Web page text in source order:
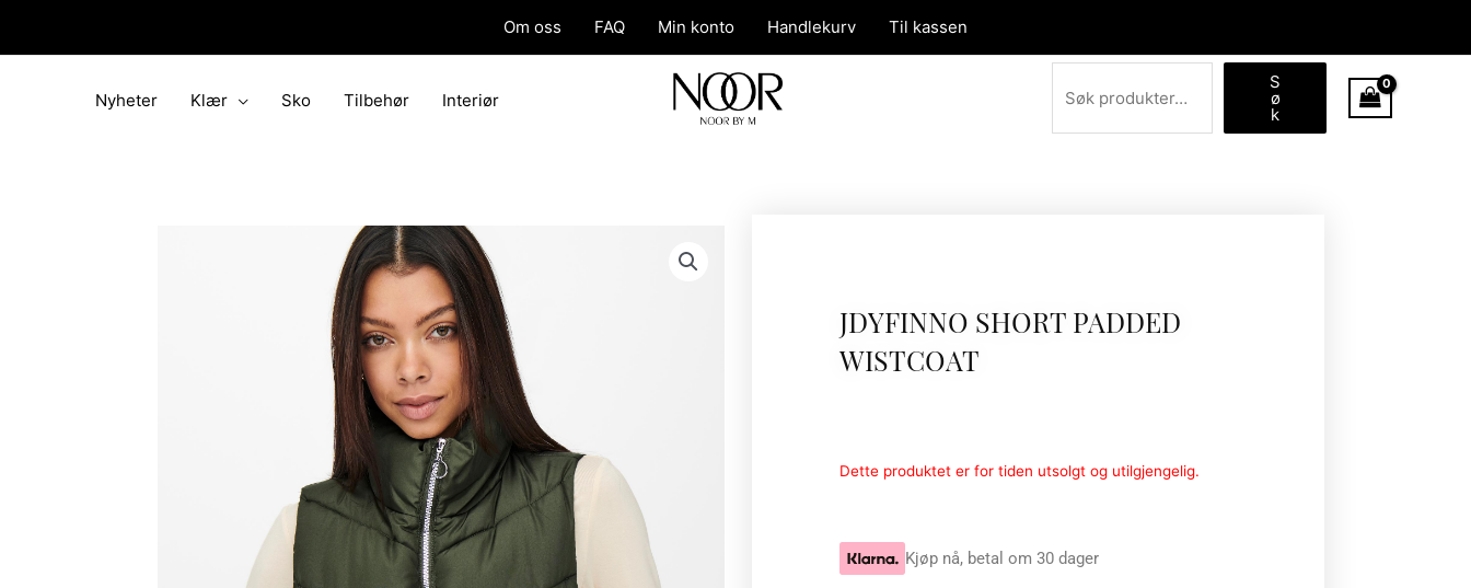
Om oss FAQ Min konto Handlekurv Til kassen
Nyheter Klær Sko Tilbehør Interiør
Søk
S
ø
k
JDYFINNO SHORT PADDED
WISTCOAT
Dette produktet er for tiden utsolgt og utilgjengelig.
Kjøp nå, betal om 30 dager